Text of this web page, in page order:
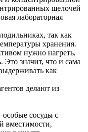
щелочей
лабораторная
так как
хранения.
нужно нагреть,
значит, что и сама
как
делают из
особые сосуды с
вместимости,